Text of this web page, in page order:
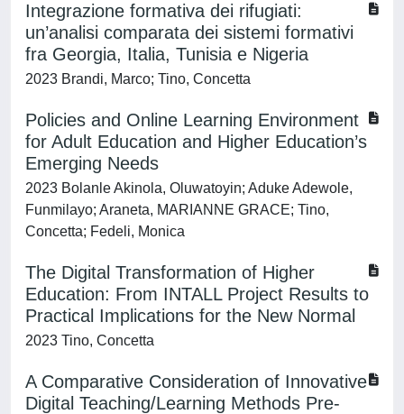
Integrazione formativa dei rifugiati:
un’analisi comparata dei sistemi formativi
fra Georgia, Italia, Tunisia e Nigeria
2023 Brandi, Marco; Tino, Concetta
Policies and Online Learning Environment
for Adult Education and Higher Education’s
Emerging Needs
2023 Bolanle Akinola, Oluwatoyin; Aduke Adewole,
Funmilayo; Araneta, MARIANNE GRACE; Tino,
Concetta; Fedeli, Monica
The Digital Transformation of Higher
Education: From INTALL Project Results to
Practical Implications for the New Normal
2023 Tino, Concetta
A Comparative Consideration of Innovative
Digital Teaching/Learning Methods Pre-